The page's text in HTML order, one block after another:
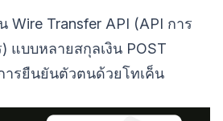
Wire Transfer API (API การ
แบบหลายสกุลเงิน POST
ารยืนยันตัวตนด้วยโทเค็น